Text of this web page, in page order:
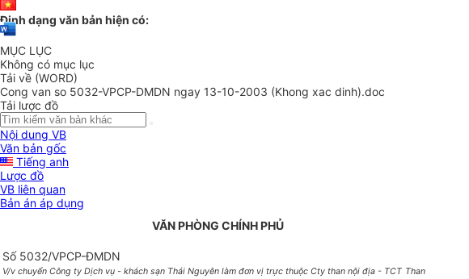
Định dạng văn bản hiện có:
MỤC LỤC
Không có mục lục
Tải về (WORD)
Cong van so 5032-VPCP-DMDN ngay 13-10-2003 (Khong xac dinh).doc
Tải lược đồ
Nội dung VB
Văn bản gốc
Tiếng anh
Lược đồ
VB liên quan
Bản án áp dụng
VĂN PHÒNG CHÍNH PHỦ
Số 5032/VPCP-ĐMDN
V/v chuyển Công ty Dịch vụ - khách sạn Thái Nguyên làm đơn vị trực thuộc Cty than nội địa - TCT Than